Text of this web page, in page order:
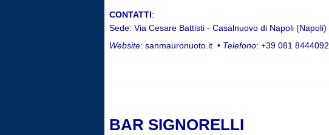
CONTATTI:
Sede: Via Cesare Battisti - Casalnuovo di Napoli (Napoli)
Website: sanmauronuoto.it • Telefono: +39 081 8444092
BAR SIGNORELLI